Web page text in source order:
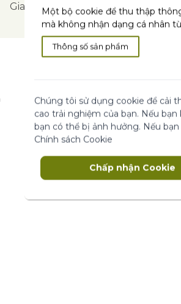
Giao hàng tận nơi Hài lòng
tiền
Tin Tức
Địa Chỉ Cửa Hàng
Cam kết tái chế từ Yves Rocher
Đăng ký đối tác
Một bộ cookie để thu thập
mà không nhận dạng cá nhân
Thông số sản phẩm
Chúng tôi sử dụng cookie để cải
cao trải nghiệm của bạn. Nếu
bạn có thể bị ảnh hưởng. Nếu
Chính sách Cookie
Chấp nhận Cookie